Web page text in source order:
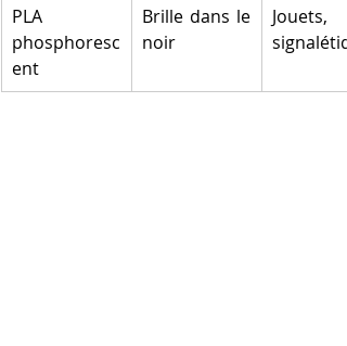
PLA
phosphoresc
ent
Brille dans le
noir
Jouets,